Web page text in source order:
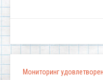
Мониторинг